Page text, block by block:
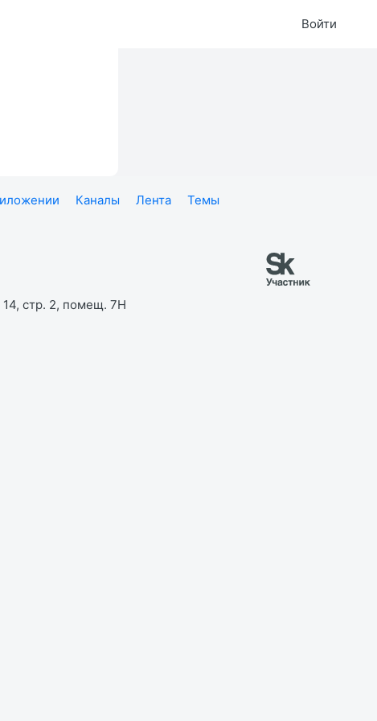
Войти
Каналы Лента
Темы
14, стр. 2, помещ. 7Н